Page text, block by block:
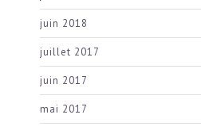
juin 2018
juillet 2017
juin 2017
mai 2017